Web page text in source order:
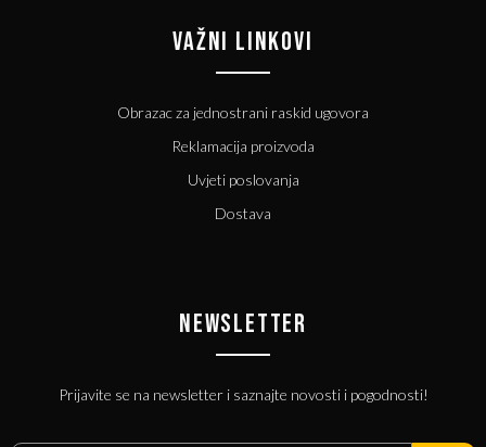
VAŽNI LINKOVI
Obrazac za jednostrani raskid ugovora
Reklamacija proizvoda
Uvjeti poslovanja
Dostava
NEWSLETTER
Prijavite se na newsletter i saznajte novosti i pogodnosti!